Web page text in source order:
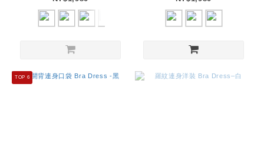
TOP 6